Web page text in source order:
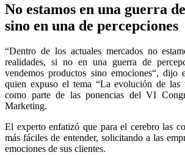
No estamos en una guerra
sino en una de percepciones
“Dentro de los actuales mercados no
realidades, si no en una guerra de
vendemos productos sino emociones“, dijo
quien expuso el tema “La evolución de las
como parte de las ponencias del VI
Marketing.
El experto enfatizó que para el cerebro las
más fáciles de entender, solicitando a las
emociones de sus clientes.